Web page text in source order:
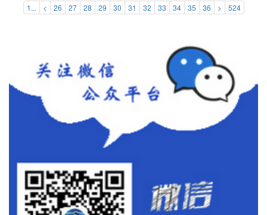
1... < 26 27 28 29 30 31 32 33 34 35 36 > 524